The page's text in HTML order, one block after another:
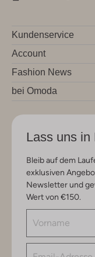
Kundenservice
Account
Fashion News
bei Omoda
Lass uns in
Bleib auf dem
exklusiven
Newsletter und
Wert von €150.